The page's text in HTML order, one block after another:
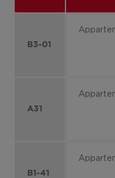
B3-01
A31
B1-41